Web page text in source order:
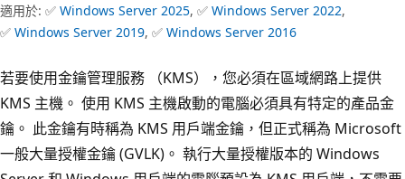
適用於: ✅ Windows Server 2025, ✅ Windows Server 2022,
✅ Windows Server 2019, ✅ Windows Server 2016
若要使用金鑰管理服務 （KMS），您必須在區域網路上提供
KMS 主機。 使用 KMS 主機啟動的電腦必須具有特定的產品金
鑰。 此金鑰有時稱為 KMS 用戶端金鑰，但正式稱為 Microsoft
一般大量授權金鑰 (GVLK)。 執行大量授權版本的 Windows